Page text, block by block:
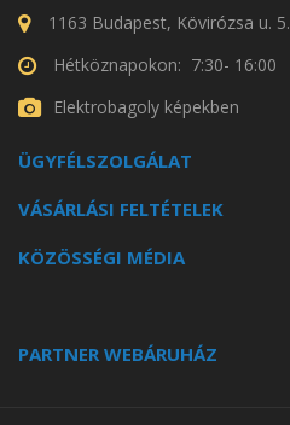
1163 Budapest, Kövirózsa u. 5.
Hétköznapokon: 7:30- 16:00
Elektrobagoly képekben
ÜGYFÉLSZOLGÁLAT
VÁSÁRLÁSI FELTÉTELEK
KÖZÖSSÉGI MÉDIA
PARTNER WEBÁRUHÁZ